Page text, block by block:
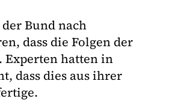
Bund nach
dass die Folgen der
Experten hatten in
dass dies aus ihrer